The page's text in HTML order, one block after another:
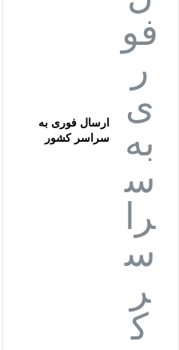
ارسال فوری به
سراسر کشور